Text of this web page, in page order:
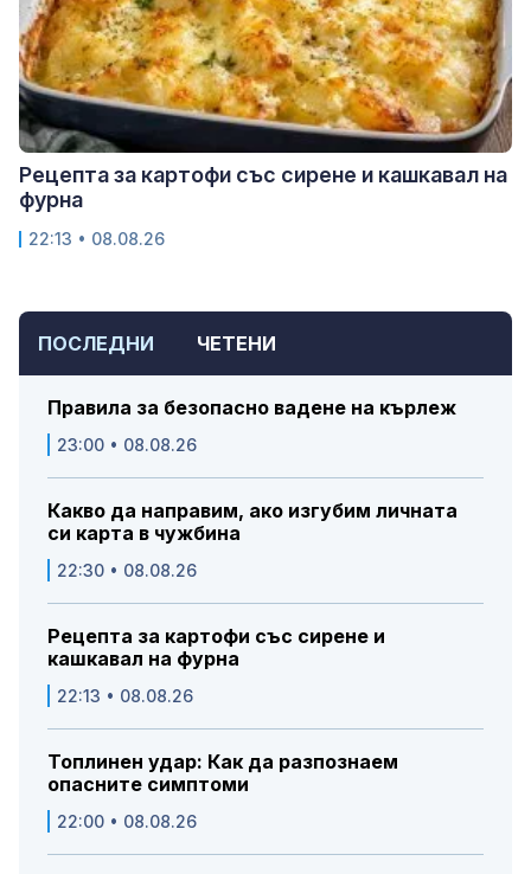
ПОСЛЕДНИ ЧЕТЕНИ
Правила за безопасно вадене на кърлеж
23:00 • 08.08.26
Какво да направим, ако изгубим личната
си карта в чужбина
22:30 • 08.08.26
Рецепта за картофи със сирене и
кашкавал на фурна
22:13 • 08.08.26
Топлинен удар: Как да разпознаем
опасните симптоми
22:00 • 08.08.26
Рецепта за картофи със сирене и кашкавал на
фурна
22:13 • 08.08.26